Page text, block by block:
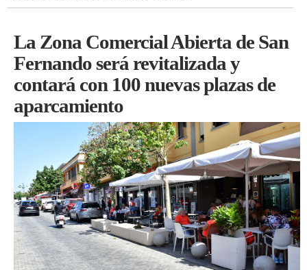
La Zona Comercial Abierta de San
Fernando será revitalizada y
contará con 100 nuevas plazas de
aparcamiento